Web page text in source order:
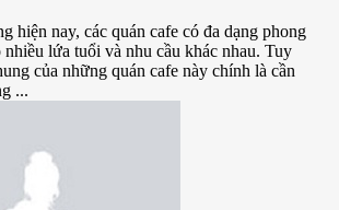
hiện nay, các quán cafe có đa dạng phong
nhiều lứa tuổi và nhu cầu khác nhau. Tuy
của những quán cafe này chính là cần
...